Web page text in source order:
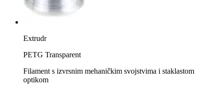
Extrudr
PETG Transparent
Filament s izvrsnim mehaničkim svojstvima i staklastom
optikom